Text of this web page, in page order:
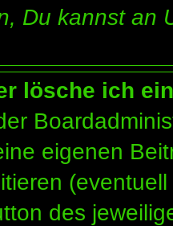
Du kannst an
lösche ich
eigenen
des